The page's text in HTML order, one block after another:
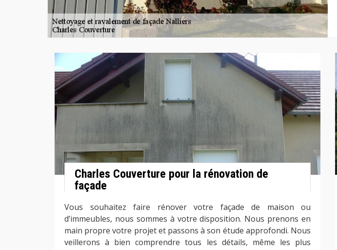
Charles Couverture pour la rénovation de
façade
Vous souhaitez faire rénover votre façade de maison ou
d’immeubles, nous sommes à votre disposition. Nous prenons en
main propre votre projet et passons à son étude approfondi. Nous
veillerons à bien comprendre tous les détails, même les plus